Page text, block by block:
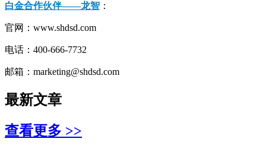
白金合作伙伴——龙智 ：
官网：www.shdsd.com
电话：400-666-7732
邮箱：marketing@shdsd.com
最新文章
查看更多 >>